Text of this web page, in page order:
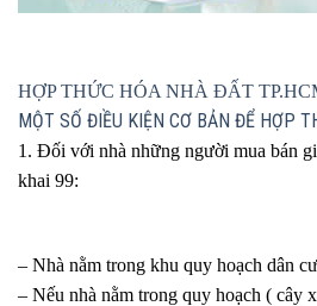
HỢP THỨC HÓA NHÀ ĐẤT
MỘT SỐ ĐIỀU KIỆN CƠ BẢN ĐỂ HỢP
1. Đối với nhà những người mua bán
khai 99:
– Nhà nằm trong khu quy hoạch dân cư
– Nếu nhà nằm trong quy hoạch ( cây